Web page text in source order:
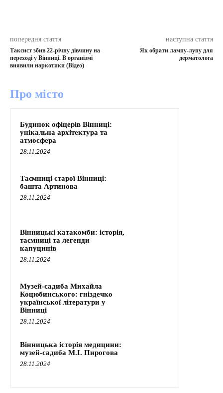
попередня стаття
Таксист збив 22-річну дівчину на
переході у Вінниці. В організмі
виявили наркотики (Відео)
наступна стаття
Як обрати лампу-лупу для
дерматолога
Про місто
Будинок офіцерів Вінниці:
унікальна архітектура та
атмосфера
28.11.2024
Таємниці старої Вінниці:
башта Артинова
28.11.2024
Вінницькі катакомби: історія,
таємниці та легенди
капуцинів
28.11.2024
Музей-садиба Михайла
Коцюбинського: гніздечко
української літератури у
Вінниці
28.11.2024
Вінницька історія медицини:
музей-садиба М.І. Пирогова
28.11.2024